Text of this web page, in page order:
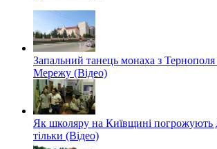
Запальний танець монаха з Тернополя
Мережу (Відео)
Як школяру на Київщині погрожують
тільки (Відео)